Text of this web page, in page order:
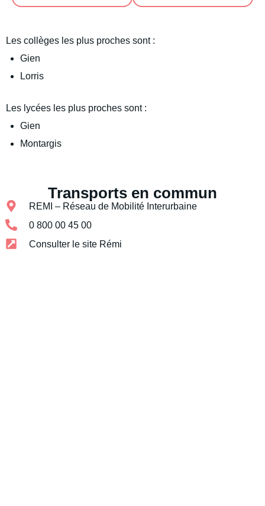
Les collèges les plus proches sont :
Gien
Lorris
Les lycées les plus proches sont :
Gien
Montargis
Transports en commun
REMI – Réseau de Mobilité Interurbaine
0 800 00 45 00
Consulter le site Rémi